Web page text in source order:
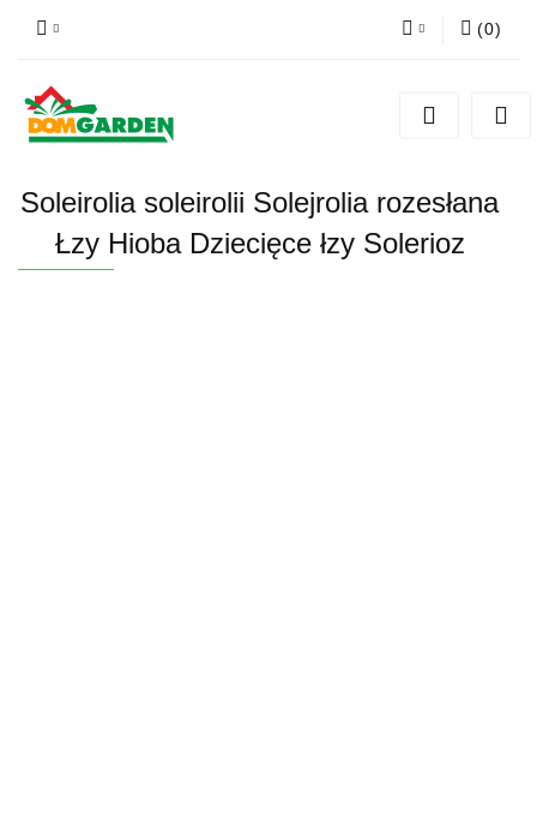
Zarejestruj się
Zgody cookies
(0)
Soleirolia soleirolii Solejrolia rozesłana
Łzy Hioba Dziecięce łzy Solerioz